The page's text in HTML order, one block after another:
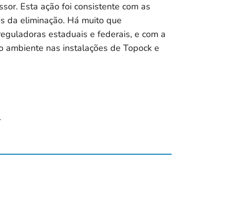
Esta ação foi consistente com as
da eliminação. Há muito que
estaduais e federais, e com a
nas instalações de Topock e